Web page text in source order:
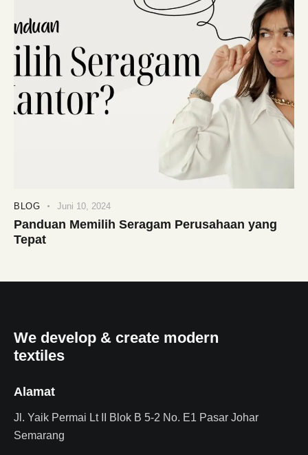
BLOG Juni 10, 2024
Panduan Memilih Seragam Perusahaan yang
Tepat
We develop & create modern
textiles
Alamat
Jl. Yaik Permai Lt II Blok B 5-2 No. E1 Pasar Johar
Semarang